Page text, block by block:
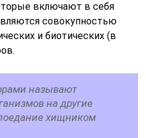
включают в себя
совокупностью
и биотических (в
называют
на другие
хищником